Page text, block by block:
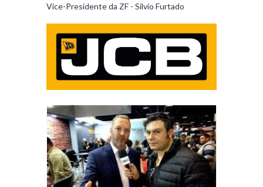
Vice-Presidente da ZF - Silvio Furtado